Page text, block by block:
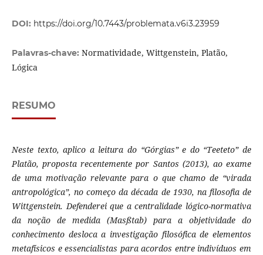
DOI: https://doi.org/10.7443/problemata.v6i3.23959
Palavras-chave: Normatividade, Wittgenstein, Platão,
Lógica
RESUMO
Neste texto, aplico a leitura do “Górgias” e do “Teeteto” de
Platão, proposta recentemente por Santos (2013), ao exame
de uma motivação relevante para o que chamo de “virada
antropológica”, no começo da década de 1930, na filosofia de
Wittgenstein. Defenderei que a centralidade lógico-normativa
da noção de medida (Masßtab) para a objetividade do
conhecimento desloca a investigação filosófica de elementos
metafísicos e essencialistas para acordos entre indivíduos em